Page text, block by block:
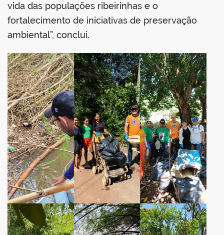
vida das populações ribeirinhas e o
fortalecimento de iniciativas de preservação
ambiental”, conclui.